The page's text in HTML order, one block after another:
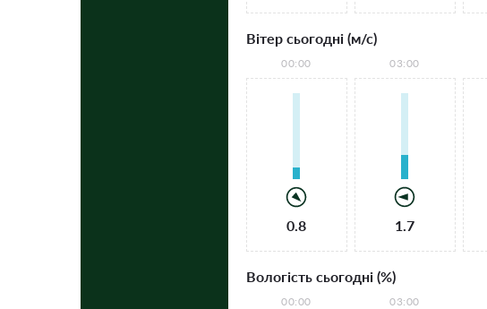
Вітер сьогодні (м/с)
00:00
0.8
03:00
1.7
Вологість сьогодні (%)
00:00 03:00